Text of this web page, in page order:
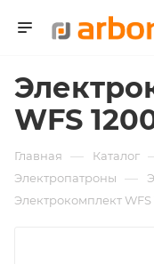
WFS
Главная — Каталог
Электропатроны —
Электрокомплект WFS